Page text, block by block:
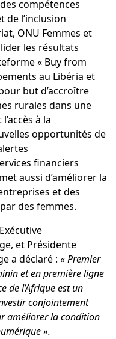
compétences
de l’inclusion
ONU Femmes et
les résultats
« Buy from
au Libéria et
but d’accroître
rurales dans une
à la
opportunités de
financiers
aussi d’améliorer la
et des
des femmes.
et Présidente
a déclaré : « Premier
et en première ligne
de l’Afrique est un
conjointement
améliorer la condition
».